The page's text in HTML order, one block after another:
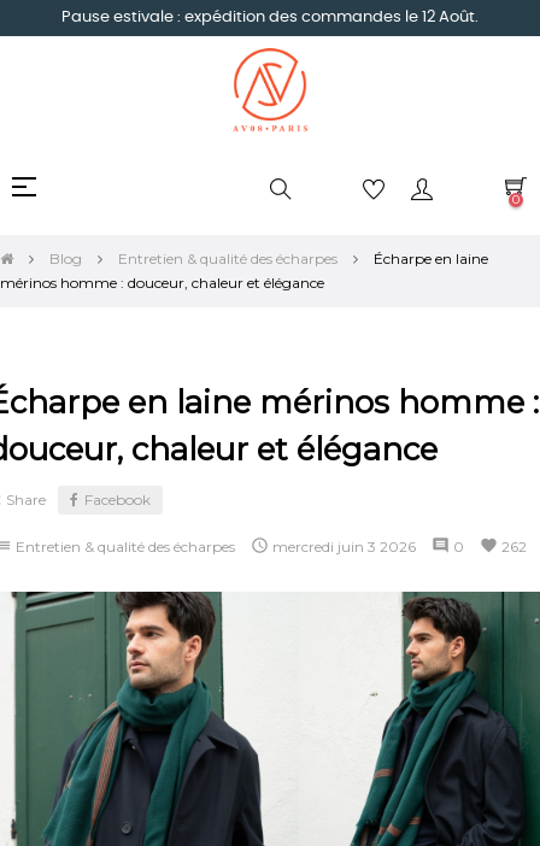
Pause estivale : expédition des commandes le 12 Août.
Basculer
☰
0
Blog Entretien & qualité des écharpes
Écharpe en laine
mérinos homme : douceur, chaleur et élégance
en laine mérinos homme :
chaleur et élégance
Share Facebook
Entretien & qualité des écharpes  mercredi juin 3 2026 comment 0 favorite 262